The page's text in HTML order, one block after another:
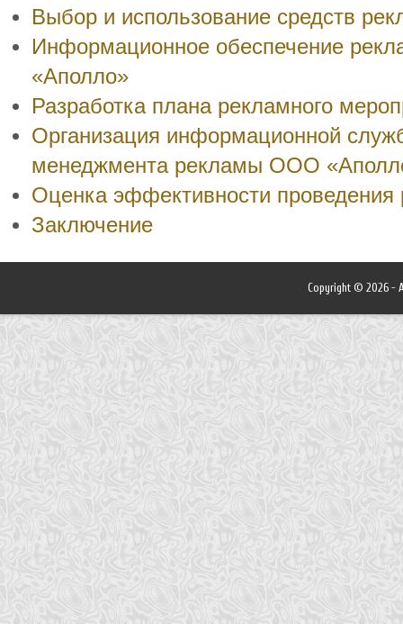
Выбор и использование средств
Информационное обеспечение
«Аполло»
Разработка плана рекламного
Организация информационной
менеджмента рекламы ООО
Оценка эффективности проведения
Заключение
Copyright © 2026 -